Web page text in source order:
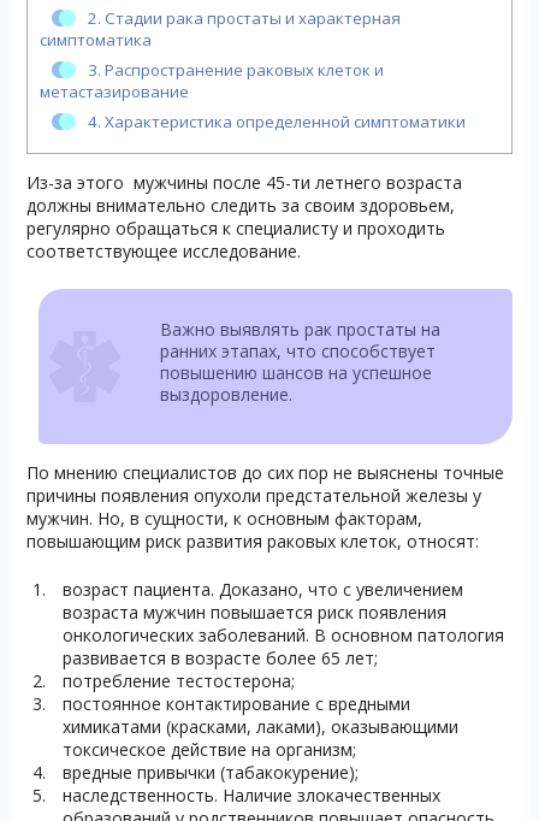
2. Стадии рака простаты и характерная
симптоматика
3. Распространение раковых клеток и
метастазирование
4. Характеристика определенной симптоматики
Из-за этого мужчины после 45-ти летнего возраста
должны внимательно следить за своим здоровьем,
регулярно обращаться к специалисту и проходить
соответствующее исследование.
Важно выявлять рак простаты на
ранних этапах, что способствует
повышению шансов на успешное
выздоровление.
По мнению специалистов до сих пор не выяснены точные
причины появления опухоли предстательной железы у
мужчин. Но, в сущности, к основным факторам,
повышающим риск развития раковых клеток, относят:
возраст пациента. Доказано, что с увеличением
возраста мужчин повышается риск появления
онкологических заболеваний. В основном патология
развивается в возрасте более 65 лет;
потребление тестостерона;
постоянное контактирование с вредными
химикатами (красками, лаками), оказывающими
токсическое действие на организм;
вредные привычки (табакокурение);
наследственность. Наличие злокачественных